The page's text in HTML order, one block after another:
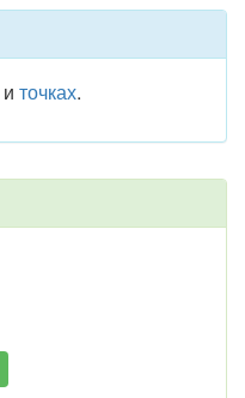
и точках.